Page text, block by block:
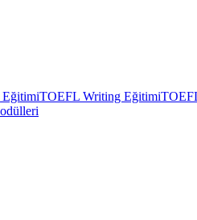
EğitimiTOEFL Writing Eğitimi